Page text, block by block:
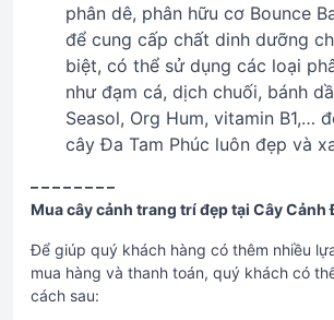
phân dê, phân hữu cơ Bounce
để cung cấp chất dinh dưỡng
biệt, có thể sử dụng các loại
như đạm cá, dịch chuối, bánh
Seasol, Org Hum, vitamin B1,…
cây Đa Tam Phúc luôn đẹp và
– – – – – – – –
Mua cây cảnh trang trí đẹp tại Cây Cảnh
Để giúp quý khách hàng có thêm nhiều
mua hàng và thanh toán, quý khách có
cách sau: